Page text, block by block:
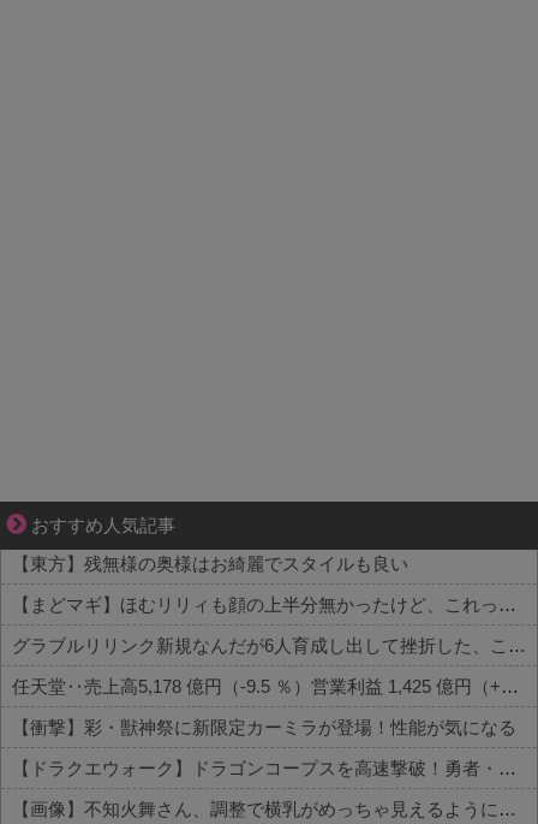
おすすめ人気記事
悩んでいるのは私だけ？夫との距離
【東方】残無様の奥様はお綺麗でスタイルも良い
【まどマギ】ほむリリィも顔の上半分無かったけど、これって何かの伏線だったりするのかな…
グラブルリリンク新規なんだが6人育成し出して挫折した、これ全キャラ育成するのにどんだけかかるの？
任天堂‥売上高5,178 億円（-9.5 ％）営業利益 1,425 億円（+150.5 %）
【衝撃】彩・獣神祭に新限定カーミラが登場！性能が気になる
【ドラクエウォーク】ドラゴンコープスを高速撃破！勇者・クロノス・月輪など攻略編成まとめ 他
【画像】不知火舞さん、調整で横乳がめっちゃ見えるようになるｗｗｗｗｗｗ 他